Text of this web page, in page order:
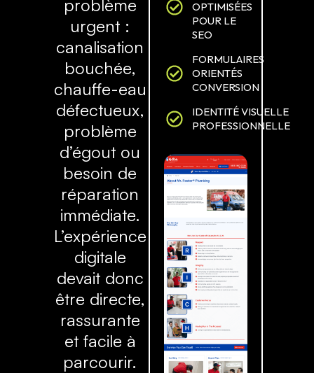
problème
urgent :
canalisation
bouchée,
chauffe-eau
défectueux,
problème
d’égout ou
besoin de
réparation
immédiate.
L’expérience
digitale
devait donc
être directe,
rassurante
et facile à
parcourir.
OPTIMISÉES
POUR LE
SEO
FORMULAIRES
ORIENTÉS
CONVERSION
IDENTITÉ VISUELLE
PROFESSIONNELLE